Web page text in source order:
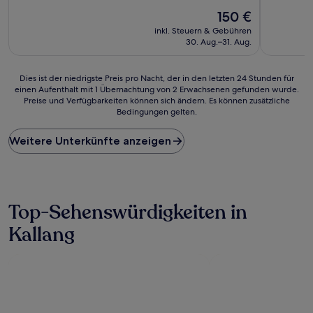
Der
Preis
beträgt
150 €
inkl. Steuern & Gebühren
30. Aug.–31. Aug.
Dies
ist
Preis
pro
Nacht,
letzten
24 Stunden
für
einen
Dies ist der niedrigste Preis pro Nacht, der in den letzten 24 Stunden für
einen Aufenthalt mit 1 Übernachtung von 2 Erwachsenen gefunden wurde.
Preise und Verfügbarkeiten können sich ändern. Es können zusätzliche
Bedingungen gelten.
Weitere Unterkünfte anzeigen
Top-Sehenswürdigkeiten in
Kallang